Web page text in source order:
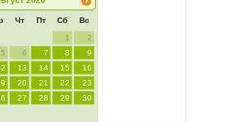
Чт Пт Сб Вс
1
2
5 6 7 8
9
13 14 15
16
20 21 22
23
27 28 29
30